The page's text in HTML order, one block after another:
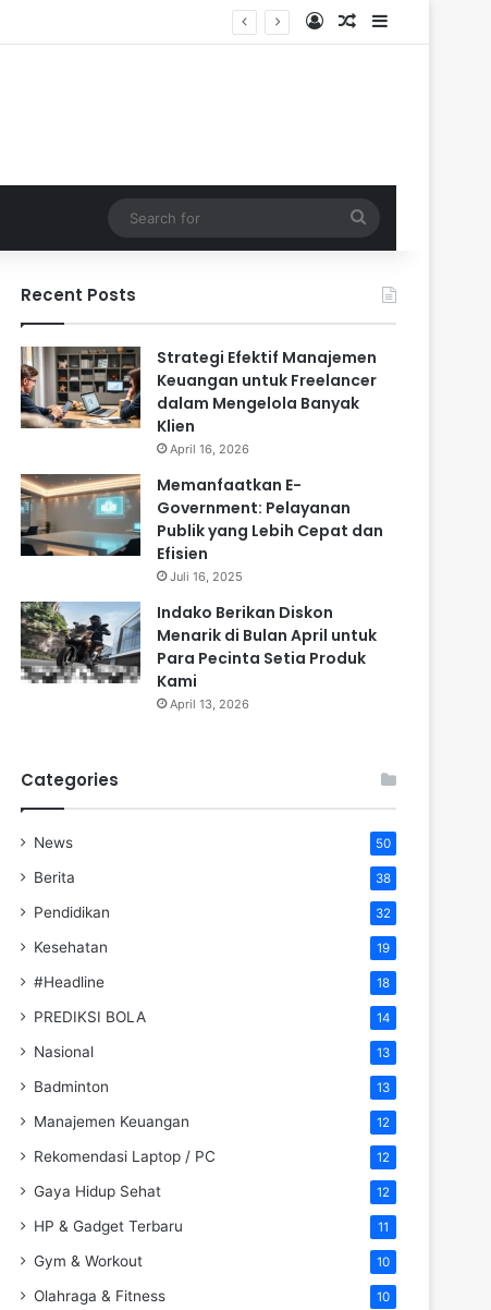
Log InRandom Article
Sidebar
for
Recent Posts
Strategi Efektif Manajemen
Keuangan untuk Freelancer
dalam Mengelola Banyak
Klien
April 16, 2026
Memanfaatkan E-
Government: Pelayanan
Publik yang Lebih Cepat dan
Efisien
Juli 16, 2025
Indako Berikan Diskon
Menarik di Bulan April untuk
Para Pecinta Setia Produk
Kami
April 13, 2026
Categories
News 50
Berita 38
Pendidikan 32
Kesehatan 19
#Headline 18
PREDIKSI BOLA 14
Nasional 13
Badminton 13
Manajemen Keuangan 12
Rekomendasi Laptop / PC 12
Gaya Hidup Sehat 12
HP & Gadget Terbaru 11
Gym & Workout 10
Olahraga & Fitness 10